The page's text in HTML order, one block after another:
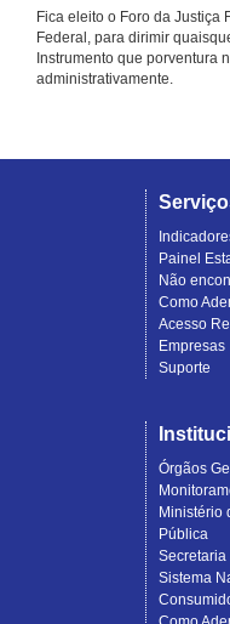
Fica eleito o Foro da Justiça
Federal, para dirimir
Instrumento que porventura
administrativamente.
Painel
Não
Como
Acesso
Empresas
Suporte
Órgãos
Ministério
Pública
Sistema